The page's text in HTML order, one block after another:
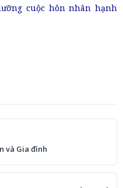
cuộc hôn nhân hạnh
và Gia đình